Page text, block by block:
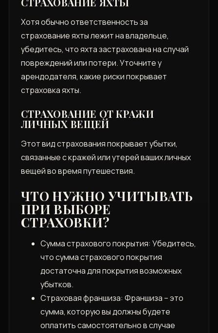
Хотя обычно ответственность за
страхование яхты лежит на владельце,
убедитесь, что яхта застрахована на случай
повреждений или потери. Уточните у
арендодателя, какие риски покрывает
страховка яхты.
СТРАХОВАНИЕ ОТ КРАЖИ
ЛИЧНЫХ ВЕЩЕЙ
Этот вид страхования покрывает убытки,
связанные с кражей или утерей ваших личных
вещей во время путешествия.
ЧТО НУЖНО УЧИТЫВАТЬ
ПРИ ВЫБОРЕ
СТРАХОВКИ?
Сумма страхового покрытия: Убедитесь,
что сумма страхового покрытия
достаточна для покрытия возможных
убытков.
Страховая франшиза: Франшиза – это
сумма, которую вы должны будете
оплатить самостоятельно в случае